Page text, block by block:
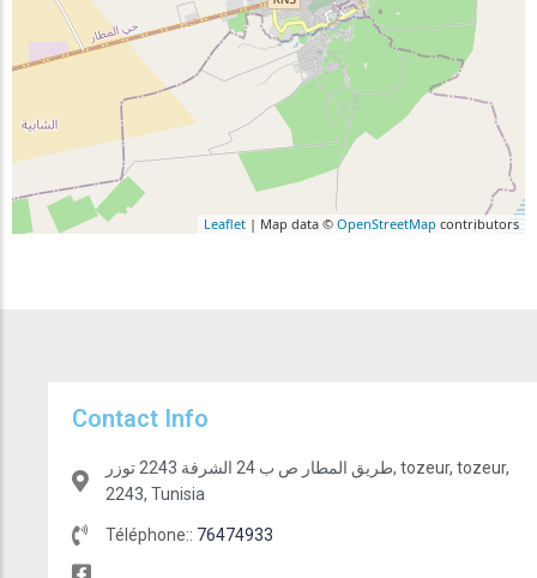
Leaflet | Map data © OpenStreetMap contributors
Contact Info
طريق المطار ص ب 24 الشرفة 2243 توزر, tozeur, tozeur,
2243, Tunisia
Téléphone:: 76474933